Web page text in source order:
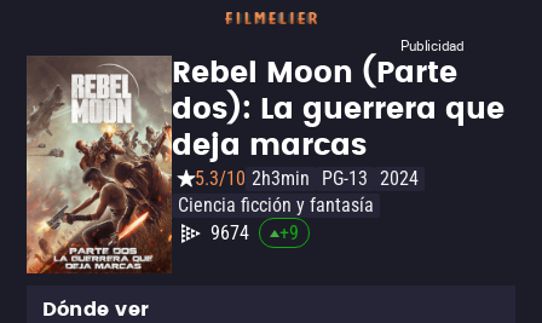
Publicidad
Rebel Moon (Parte
dos): La guerrera que
deja marcas
5.3/10 2h3min PG-13 2024
Ciencia ficción y fantasía
9674
+9
Dónde ver